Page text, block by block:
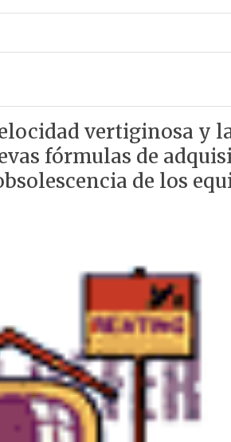
vertiginosa y
fórmulas de
de los